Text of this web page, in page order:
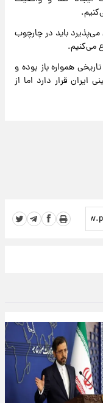
باید در چارچوب
می‌کنیم.
همواره باز بوده و
ایران قرار دارد اما از